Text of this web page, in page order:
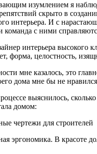
изумлением я
скрыто в
интерьера. И с
команда с ними
интерьера высокого
форма, целостность,
мне казалось, это
дома мне бы не
выяснилось,
домом:
чертежи для строителей
эргономика. В красоте